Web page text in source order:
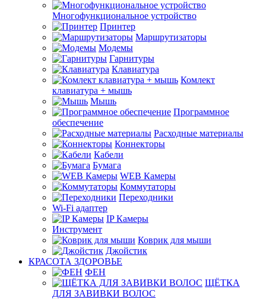
Многофункциональное устройство
Принтер
Маршрутизаторы
Модемы
Гарнитуры
Клавиатура
Комлект
клавиатура + мышь
Мышь
Программное
обеспечение
Расходные материалы
Коннекторы
Кабели
Бумага
WEB Камеры
Коммутаторы
Переходники
Wi-Fi адаптер
IP Камеры
Инструмент
Коврик для мыши
Джойстик
КРАСОТА ЗДОРОВЬЕ
ФЕН
ЩЁТКА
ДЛЯ ЗАВИВКИ ВОЛОС